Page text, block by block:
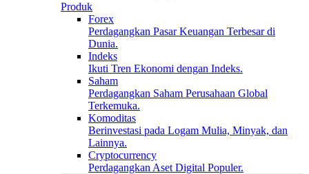
Produk
Forex
Perdagangkan Pasar Keuangan Terbesar di
Dunia.
Indeks
Ikuti Tren Ekonomi dengan Indeks.
Saham
Perdagangkan Saham Perusahaan Global
Terkemuka.
Komoditas
Berinvestasi pada Logam Mulia, Minyak, dan
Lainnya.
Cryptocurrency
Perdagangkan Aset Digital Populer.